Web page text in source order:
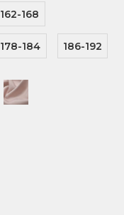
162-168
178-184 186-192